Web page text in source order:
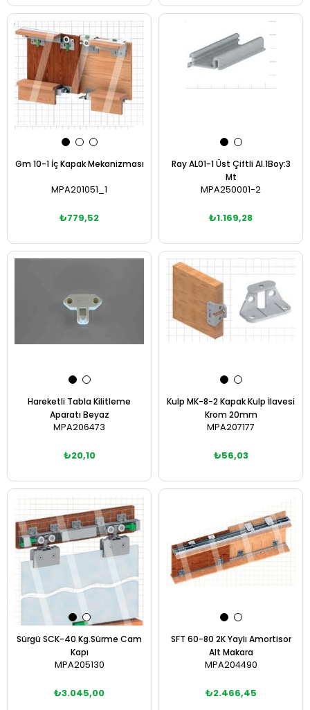
Sepete Ekle
Gm 10-1 İç Kapak Mekanizması
MPA201051_1
₺779,52
Sepete Ekle
Ray AL01-1 Üst Çiftli Al.1Boy:3
Mt
MPA250001-2
₺1.169,28
Sepete Ekle
Hareketli Tabla Kilitleme
Aparatı Beyaz
MPA206473
₺20,10
Sepete Ekle
Kulp MK-8-2 Kapak Kulp İlavesi
Krom 20mm
MPA207177
₺56,03
Sürgü SCK-40 Kg.Sürme Cam
Kapı
MPA205130
₺3.045,00
SFT 60-80 2K Yaylı Amortisor
Alt Makara
MPA204490
₺2.466,45